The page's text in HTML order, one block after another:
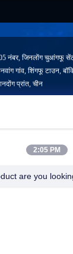
नंबर, जिनलोंग चुआंगफू
गांव, शिंगफू टाउन,
प्रांत, चीन
2:05 PM
are you